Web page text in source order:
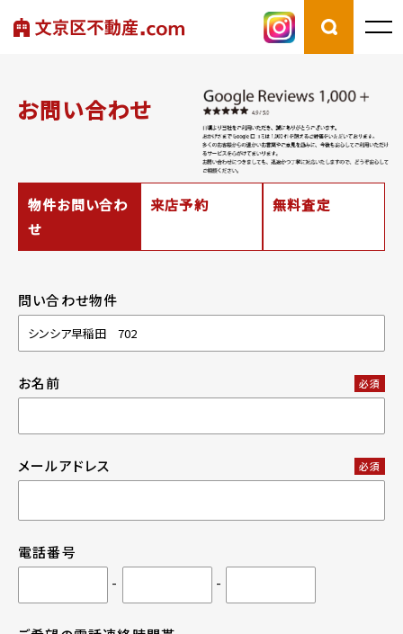
お問い合わせ
物件お問い合わ
せ
来店予約 無料査定
問い合わせ物件
お名前 必須
メールアドレス 必須
電話番号
-
-